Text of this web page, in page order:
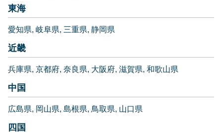
東海
愛知県 岐阜県 三重県 静岡県
近畿
兵庫県 京都府 奈良県 大阪府 滋賀県 和歌山県
中国
広島県 岡山県 島根県 鳥取県 山口県
四国